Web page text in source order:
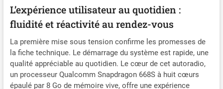
en charge l'affichage en
écran partagé, vous pouvez
exécuter deux apps côte à
côte. ✪【Fonctions du
Système d'origine
Conservé】Prend en charge
la télécommande au volant
et les boutons de
L’expérience utilisateur au quotidien :
fluidité et réactivité au rendez-vous
La première mise sous tension confirme les promesses de
la fiche technique. Le démarrage du système est rapide, une
qualité appréciable au quotidien. Le cœur de cet autoradio,
un processeur Qualcomm Snapdragon 668S à huit cœurs
épaulé par 8 Go de mémoire vive, offre une expérience